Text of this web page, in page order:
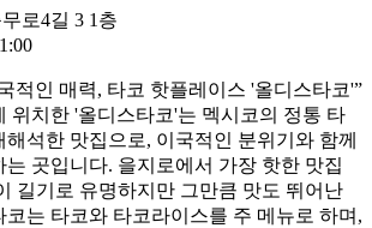
로4길 3 1층
적인 매력, 타코 핫플레이스 '올디스타코'”
위치한 '올디스타코'는 멕시코의 정통 타
석한 맛집으로, 이국적인 분위기와 함께
곳입니다. 을지로에서 가장 핫한 맛집
길기로 유명하지만 그만큼 맛도 뛰어난
코는 타코와 타코라이스를 주 메뉴로 하며,